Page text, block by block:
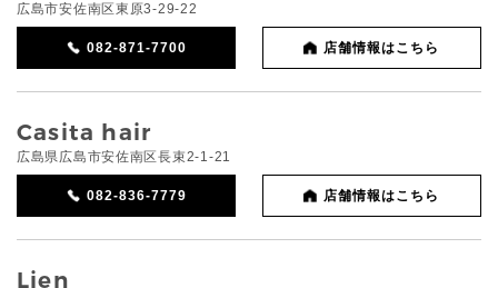
広島市安佐南区東原3-29-22
082-871-7700 店舗情報はこちら
Casita hair
広島県広島市安佐南区長束2-1-21
082-836-7779 店舗情報はこちら
Lien